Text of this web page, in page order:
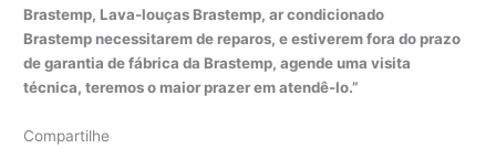
Brastemp, Lava-louças Brastemp, ar condicionado
Brastemp necessitarem de reparos, e estiverem fora do prazo
de garantia de fábrica da Brastemp, agende uma visita
técnica, teremos o maior prazer em atendê-lo.”
Compartilhe